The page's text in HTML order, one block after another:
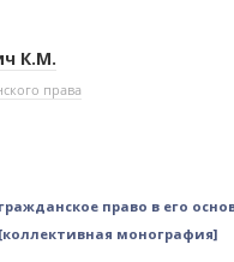
К.М.
права
право в его
монография]